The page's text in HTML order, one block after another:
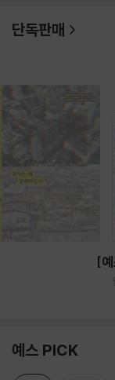
단독판매
[
예스 PICK